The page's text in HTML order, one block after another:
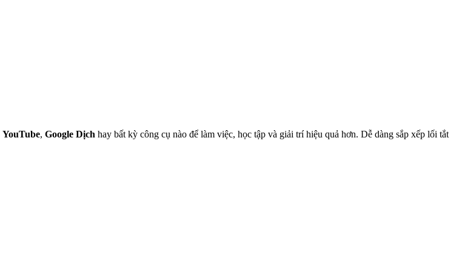
YouTube, Google Dịch hay bất kỳ công cụ nào để làm việc, học tập và giải trí hiệu quả hơn. Dễ dàng sắp xếp lối tắt